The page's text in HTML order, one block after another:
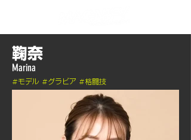
鞠奈
Marina
​#モデル #グラビア #格闘技